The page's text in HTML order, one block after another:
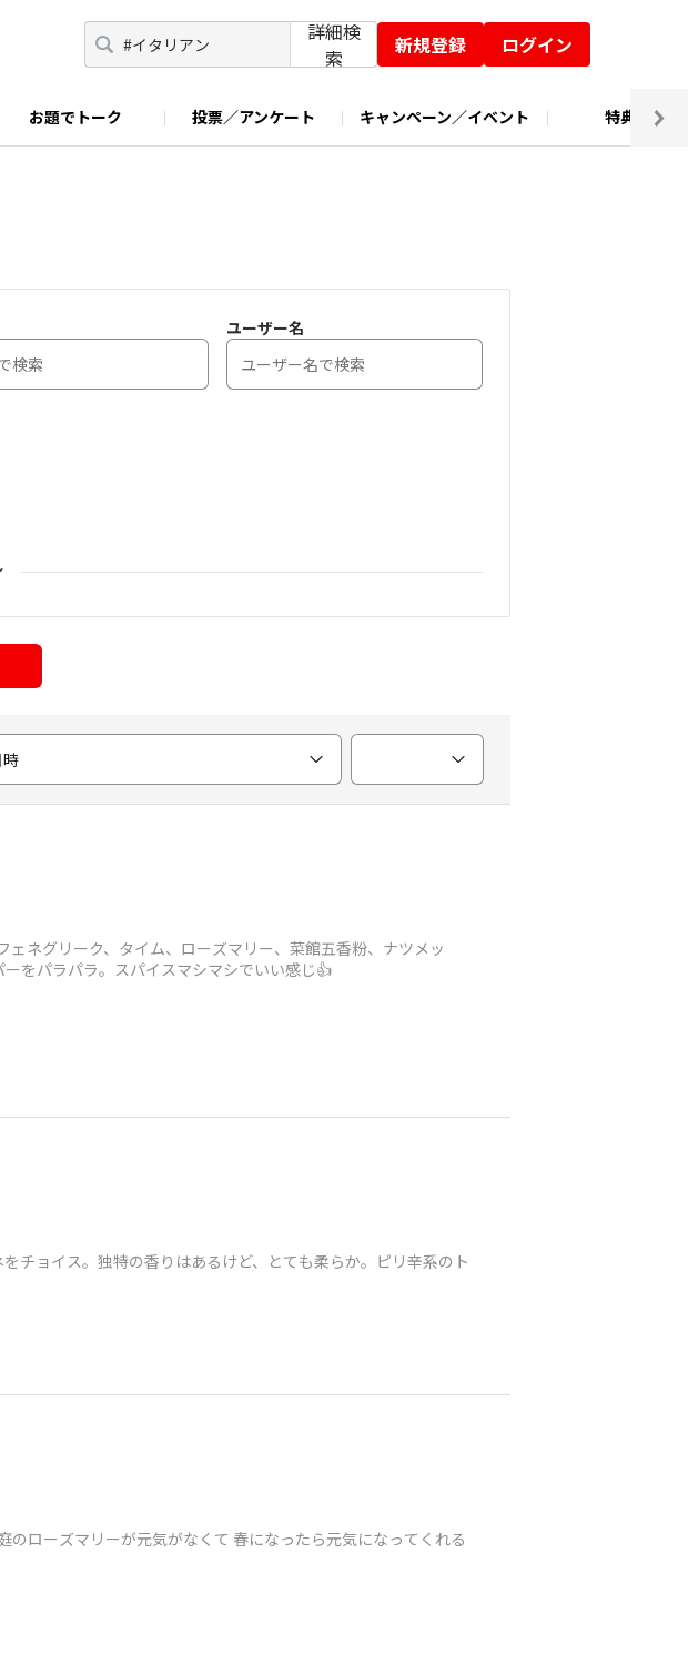
詳細検
索
新規登録 ログイン
お題でトーク 投票／アンケート キャンペーン／イベント 特典交換
ユーザー名
ネグリーク、タイム、ローズマリー、菜館五香粉、ナツメッ
をパラパラ。スパイスマシマシでいい感じ👍
チョイス。独特の香りはあるけど、とても柔らか。ピリ辛系のト
ローズマリーが元気がなくて 春になったら元気になってくれる